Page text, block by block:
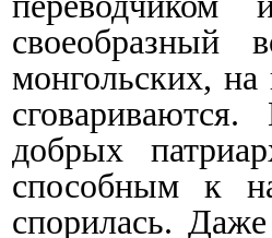
своеобразный
монгольских,
добрых
способным к
спорилась.